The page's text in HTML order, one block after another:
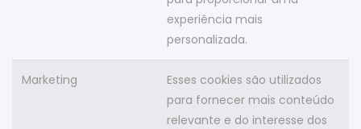
experiência mais
personalizada.
Marketing
Esses cookies são utilizados
para fornecer mais conteúdo
relevante e do interesse dos